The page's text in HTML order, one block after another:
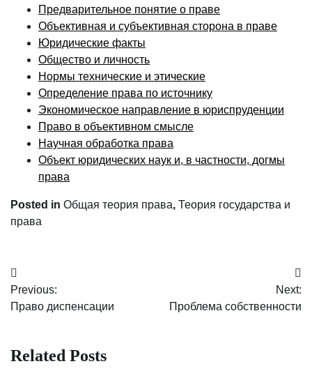
Предварительное понятие о праве
Объективная и субъективная сторона в праве
Юридические факты
Общество и личность
Нормы технические и этические
Определение права по источнику
Экономическое направление в юриспруденции
Право в объективном смысле
Научная обработка права
Объект юридических наук и, в частности, догмы
права
Posted in Общая теория права, Теория государства и
права
Post
navigation
Previous:
Право диспенсации
Next:
Проблема собственности
Related Posts